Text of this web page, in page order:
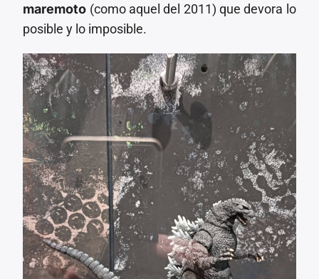
maremoto (como aquel del 2011) que devora lo
posible y lo imposible.